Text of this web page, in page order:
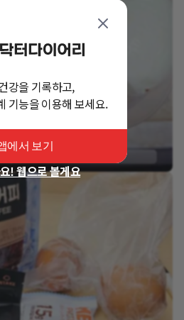
강을 기록하고,
기능을 이용해 보세요.
에서 보기
! 웹으로 볼게요